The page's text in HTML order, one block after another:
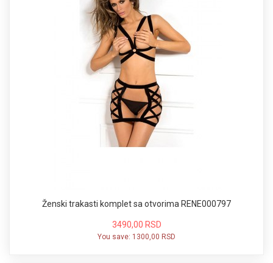
Ženski trakasti komplet sa otvorima RENE000797
3490,00 RSD
You save: 1300,00 RSD